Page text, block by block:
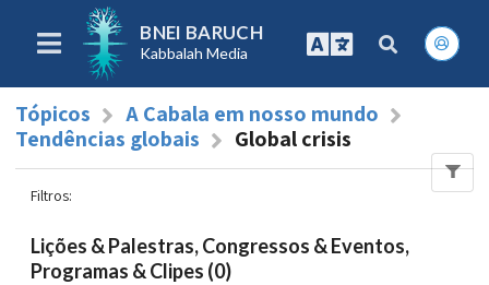
BNEI BARUCH
Kabbalah Media
Tópicos
A Cabala em nosso mundo
Tendências globais
Global crisis
Filtros:
Lições & Palestras, Congressos & Eventos,
Programas & Clipes (0)